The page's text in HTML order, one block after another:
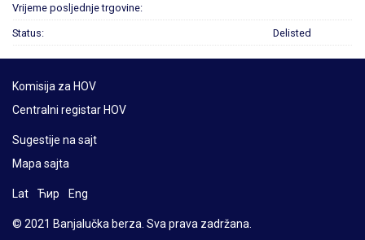
Vrijeme posljednje trgovine:
Status: Delisted
Komisija za HOV
Centralni registar HOV
Sugestije na sajt
Mapa sajta
Lat Ћир Eng
© 2021 Banjalučka berza. Sva prava zadržana.